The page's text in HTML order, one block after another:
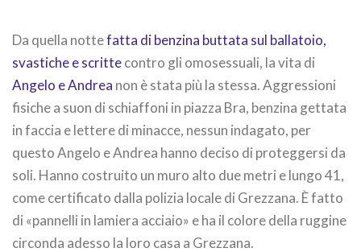
Da quella nottefatta di benzina buttata sul ballatoio,
svastiche e scrittecontro gli omosessuali, la vita di
Angelo e Andrea non è stata più la stessa. Aggressioni
fisiche a suon di schiaffoni in piazza Bra, benzina gettata
in faccia e lettere di minacce, nessun indagato, per
questo Angelo e Andrea hanno deciso di proteggersi da
soli. Hanno costruito un muro alto due metri e lungo 41,
come certificato dalla polizia locale di Grezzana. È fatto
di «pannelli in lamiera acciaio» e ha il colore della ruggine
circonda adesso la loro casa a Grezzana.